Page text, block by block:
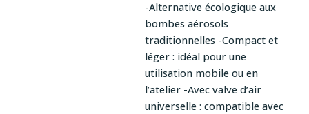
-Alternative écologique aux
bombes aérosols
traditionnelles -Compact et
léger : idéal pour une
utilisation mobile ou en
l’atelier -Avec valve d’air
universelle : compatible avec